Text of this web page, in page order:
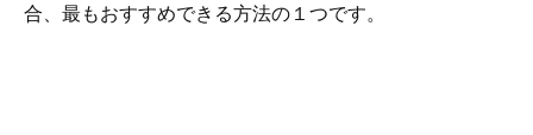
合、最もおすすめできる方法の１つです。